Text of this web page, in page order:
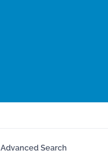
Advanced Search